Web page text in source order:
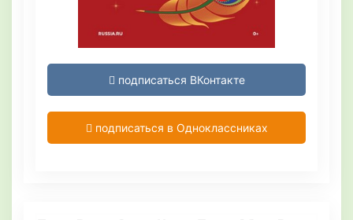
подписаться ВКонтакте
подписаться в Одноклассниках